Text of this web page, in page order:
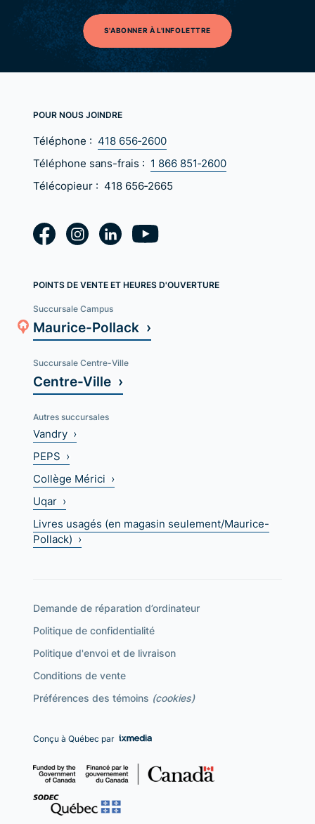
S'ABONNER À L'INFOLETTRE
POUR NOUS JOINDRE
Téléphone : 418 656‑2600
Téléphone sans-frais : 1 866 851‑2600
Télécopieur : 418 656‑2665
POINTS DE VENTE ET HEURES D'OUVERTURE
Succursale Campus
Maurice-Pollack ›
Succursale Centre-Ville
Centre-Ville ›
Autres succursales
Vandry ›
PEPS ›
Collège Mérici ›
Uqar ›
Livres usagés (en magasin seulement/Maurice-
Pollack) ›
Demande de réparation d’ordinateur
Politique de confidentialité
Politique d'envoi et de livraison
Conditions de vente
Préférences des témoins (cookies)
Conçu à Québec par